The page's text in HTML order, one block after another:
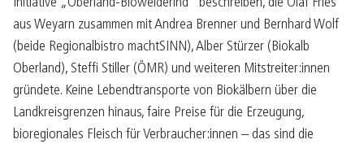
aus Weyarn zusammen mit Andrea Brenner und Bernhard Wolf
(beide Regionalbistro machtSINN), Alber Stürzer (Biokalb
Oberland), Steffi Stiller (ÖMR) und weiteren Mitstreiter:innen
gründete. Keine Lebendtransporte von Biokälbern über die
Landkreisgrenzen hinaus, faire Preise für die Erzeugung,
bioregionales Fleisch für Verbraucher:innen – das sind die